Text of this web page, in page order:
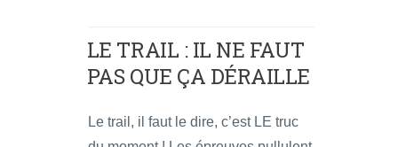
LE TRAIL : IL NE FAUT
PAS QUE ÇA DÉRAILLE
Le trail, il faut le dire, c’est LE truc